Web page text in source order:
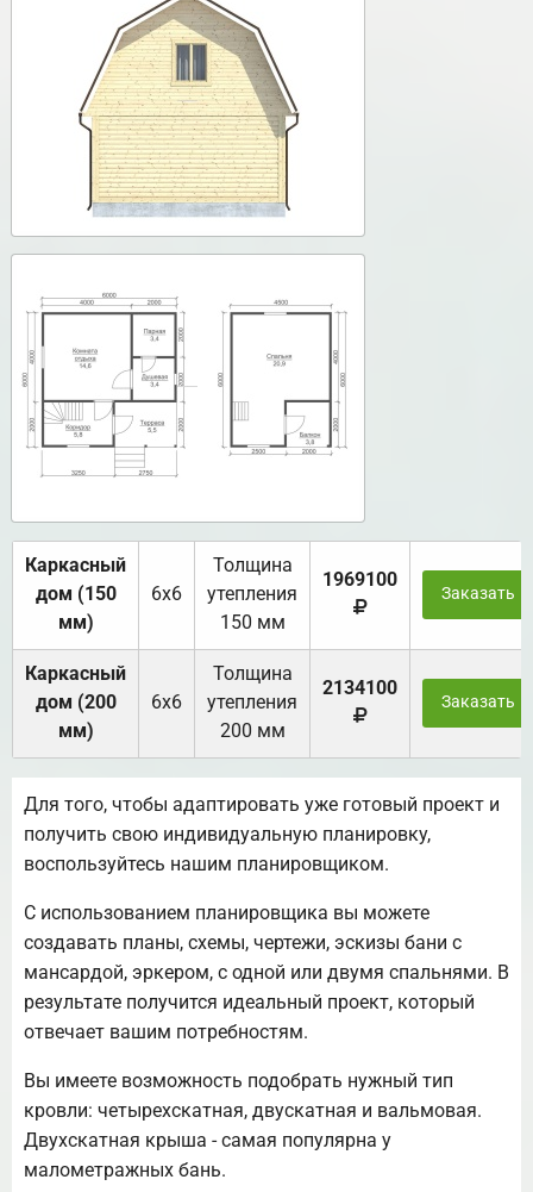
Каркасный
дом (150
мм)
6х6
Толщина
утепления
150 мм
1969100
Заказать
Каркасный
дом (200
мм)
6х6
Толщина
утепления
200 мм
2134100
Заказать
Для того, чтобы адаптировать уже готовый проект и
получить свою индивидуальную планировку,
воспользуйтесь нашим планировщиком.
С использованием планировщика вы можете
создавать планы, схемы, чертежи, эскизы бани с
мансардой, эркером, с одной или двумя спальнями. В
результате получится идеальный проект, который
отвечает вашим потребностям.
Вы имеете возможность подобрать нужный тип
кровли: четырехскатная, двускатная и вальмовая.
Двухскатная крыша - самая популярна у
малометражных бань.